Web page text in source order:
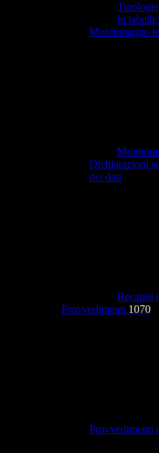
in
Monitoraggio
Dichiarazioni
dei dati
Recapiti
Provvedimenti 1070
Provvedimenti